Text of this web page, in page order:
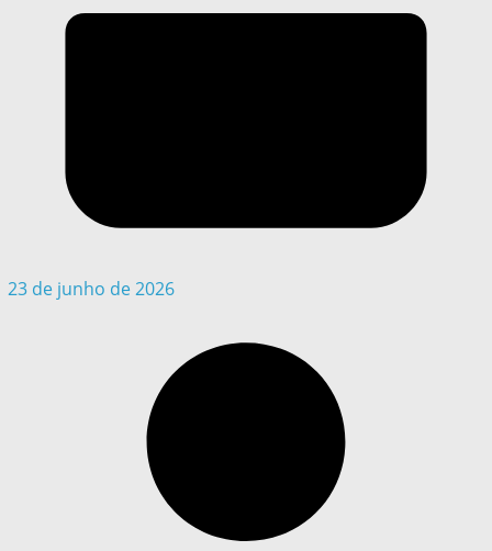
23 de junho de 2026